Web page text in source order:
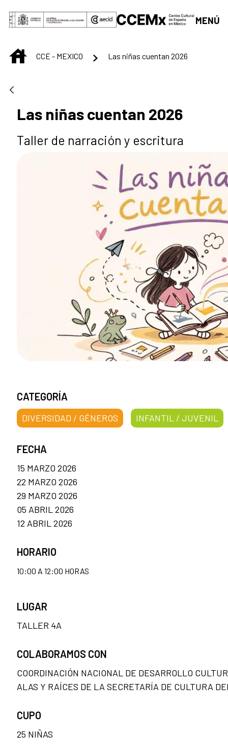
Saltar al contenido principal
MENÚ
INICIOCCE - MEXICO Las niñas cuentan 2026
Las niñas cuentan 2026
Taller de narración y escritura
CATEGORÍA
DIVERSIDAD / GÉNEROS INFANTIL / JUVENIL
FECHA
15 MARZO 2026
22 MARZO 2026
29 MARZO 2026
05 ABRIL 2026
12 ABRIL 2026
HORARIO
10:00 A 12:00 HORAS
LUGAR
TALLER 4A
COLABORAMOS CON
COORDINACIÓN NACIONAL DE DESARROLLO
ALAS Y RAÍCES DE LA SECRETARÍA DE CULTURA
CUPO
25 NIÑAS